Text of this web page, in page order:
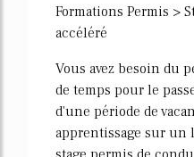
Formations Permis >
accéléré
Vous avez besoin du
de temps pour le
d'une période de
apprentissage sur un